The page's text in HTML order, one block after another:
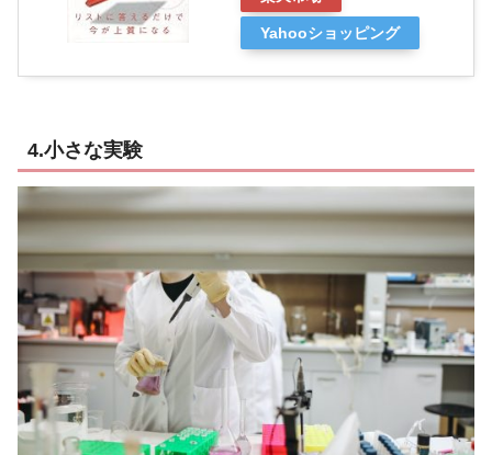
Yahooショッピング
4.小さな実験